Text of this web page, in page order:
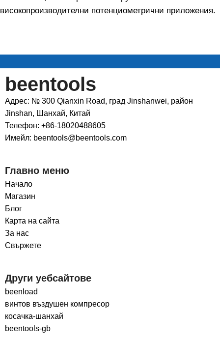
високопроизводителни потенциометрични приложения.
beentools
Адрес: № 300 Qianxin Road, град Jinshanwei, район
Jinshan, Шанхай, Китай
Телефон: +86-18020488605
Имейл: beentools@beentools.com
Главно меню
Начало
Магазин
Блог
Карта на сайта
За нас
Свържете
Други уебсайтове
beenload
винтов въздушен компресор
косачка-шанхай
beentools-gb